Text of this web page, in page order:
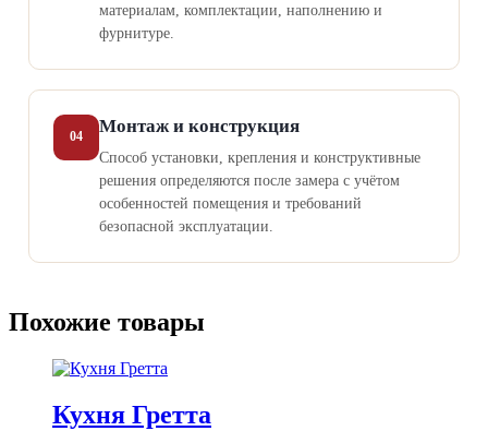
материалам, комплектации, наполнению и
фурнитуре.
04
Монтаж и конструкция
Способ установки, крепления и конструктивные
решения определяются после замера с учётом
особенностей помещения и требований
безопасной эксплуатации.
Похожие товары
Кухня Гретта